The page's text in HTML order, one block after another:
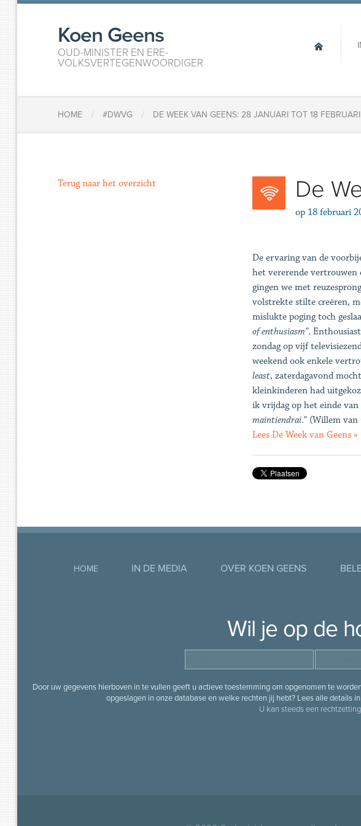
Koen Geens
OUD-MINISTER EN ERE-
VOLKSVERTEGENWOORDIGER
HOME / #DWVG / DE WEEK VAN GEENS: 28 JANUARI TOT 18 FEBRUARI
De
op 18 februari
De ervaring van de
het vererende
gingen we met
volstrekte stilte creëren,
mislukte poging toch
of enthusiasm”.
zondag op vijf
weekend ook enkele
least, zaterdagavond
kleinkinderen had
ik vrijdag op het einde van
maintiendrai." (Willem van
Lees De Week van Geens »
Terug naar het overzicht
HOME IN DE MEDIA OVER KOEN GEENS
Wil je op de
Door uw gegevens hierboven in te vullen geeft u actieve toestemming om opgenomen te
opgeslagen in onze database en welke rechten jij hebt? Lees alle details
U kan steeds een